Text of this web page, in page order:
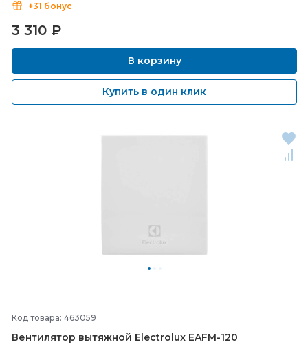
+31 бонус
3 310 ₽
В корзину
Купить в один клик
Код товара: 463059
Вентилятор вытяжной Electrolux EAFM-120